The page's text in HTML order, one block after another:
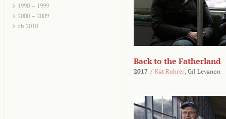
1990 – 1999
2000 – 2009
ab 2010
Back to the Fatherland
2017 / Kat Rohrer, Gil Levanon